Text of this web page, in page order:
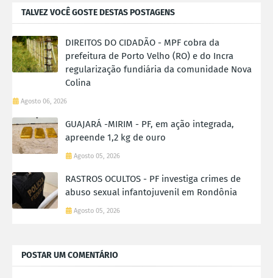
TALVEZ VOCÊ GOSTE DESTAS POSTAGENS
DIREITOS DO CIDADÃO - MPF cobra da
prefeitura de Porto Velho (RO) e do Incra
regularização fundiária da comunidade Nova
Colina
Agosto 06, 2026
GUAJARÁ -MIRIM - PF, em ação integrada,
apreende 1,2 kg de ouro
Agosto 05, 2026
RASTROS OCULTOS - PF investiga crimes de
abuso sexual infantojuvenil em Rondônia
Agosto 05, 2026
POSTAR UM COMENTÁRIO